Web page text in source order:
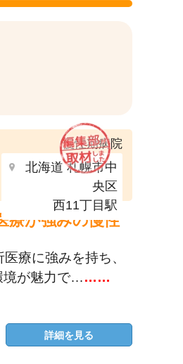
慢性期病院
北海道 札幌市中
央区
西11丁目駅
療が強みの慢性
療に強みを持ち、
境が魅力で………
詳細を見る